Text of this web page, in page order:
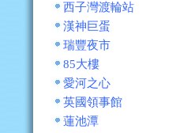
西子灣渡輪站
漢神巨蛋
瑞豐夜市
85大樓
愛河之心
英國領事館
蓮池潭